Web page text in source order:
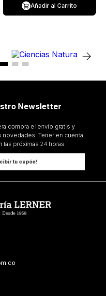
Añadir al Carrito
Newsletter
compra el envío gratis y
Tener en cuenta
las próximas 24 horas.
tu cupón!